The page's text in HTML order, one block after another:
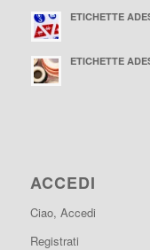
ETICHETTE
ETICHETTE
ACCEDI
Ciao, Accedi
Registrati